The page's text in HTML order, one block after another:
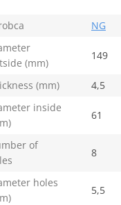
NG
(mm)
149
(mm)
4,5
inside
61
of
8
holes
5,5